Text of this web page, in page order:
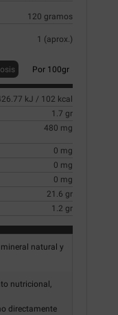
120 gramos
1 (aprox.)
Por 100gr
kJ / 102 kcal
1.7 gr
480 mg
0 mg
0 mg
0 mg
21.6 gr
1.2 gr
natural y
nutricional,
directamente